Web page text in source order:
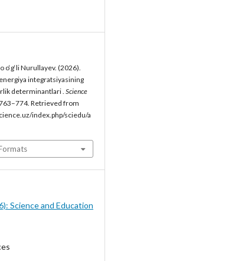
Nurullayev. (2026).
integratsiyasining
determinantlari . Science
Retrieved from
index.php/sciedu/a
Science and Education